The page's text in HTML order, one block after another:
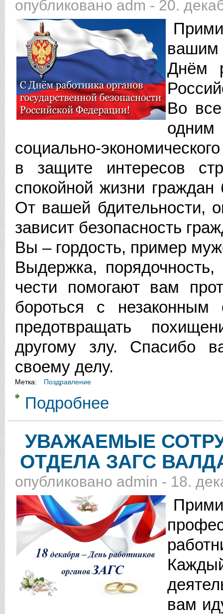
опубликовано adm - 20.
вашим
Днём
Во
одним
социально-
в защите интересов
спокойной жизни
От вашей бдительности,
зависит безопасность
Вы – гордость, пример
Выдержка,
чести помогают вам
бороться с незаконным
предотвращать
другому злу. Спасибо
своему делу.
Метка: Поздравление
Подробнее
УВАЖАЕМЫЕ
ОТДЕЛА ЗАГС
опубликовано admin - 18.
вам